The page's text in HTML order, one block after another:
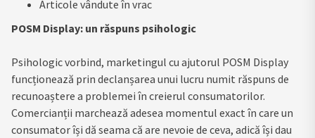
Articole vândute în vrac
POSM Display: un răspuns psihologic
Psihologic vorbind, marketingul cu ajutorul POSM Display
funcționează prin declanșarea unui lucru numit răspuns de
recunoaștere a problemei în creierul consumatorilor.
Comercianții marchează adesea momentul exact în care un
consumator își dă seama că are nevoie de ceva, adică își dau